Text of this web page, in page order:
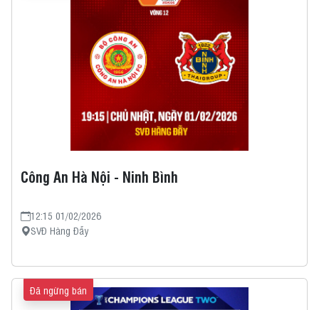
Công An Hà Nội - Ninh Bình
12:15 01/02/2026
SVĐ Hàng Đẫy
Đã ngừng bán